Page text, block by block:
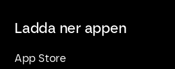
Ladda ner appen
App Store